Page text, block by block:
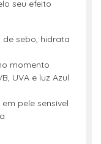
seu efeito
sebo, hidrata
momento
UVA e luz Azul
pele sensível